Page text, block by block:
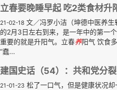
立春要晚睡早起 吃2类食材升
21-02-18 文／冯罗小洁（坤德中医养
的2月3日左右到来，是一年中的第一
重要的就是升阳气。立春养阳气 饮食
“蠢...
建国史话（54）：共和党分
21-01-23 松了一口气，但是健康状况